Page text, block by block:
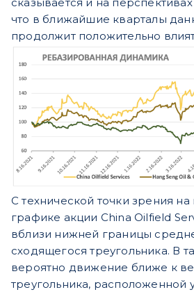
что в ближайшие кварталы
продолжит положительно
С технической точки зрения
графике акции China Oilfield
вблизи нижней границы
сходящегося треугольника. В
вероятно движение ближе к
треугольника, расположенной